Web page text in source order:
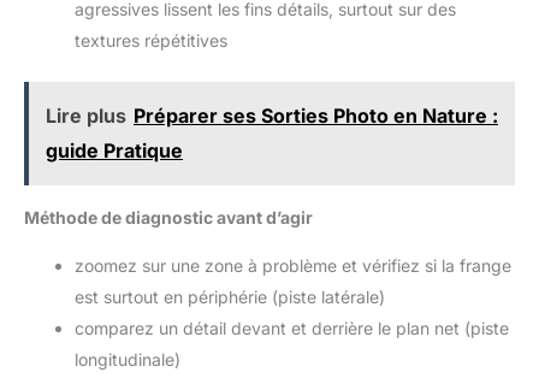
agressives lissent les fins détails, surtout sur des
textures répétitives
Lire plus Préparer ses Sorties Photo en Nature :
guide Pratique
Méthode de diagnostic avant d’agir
zoomez sur une zone à problème et vérifiez si la frange
est surtout en périphérie (piste latérale)
comparez un détail devant et derrière le plan net (piste
longitudinale)